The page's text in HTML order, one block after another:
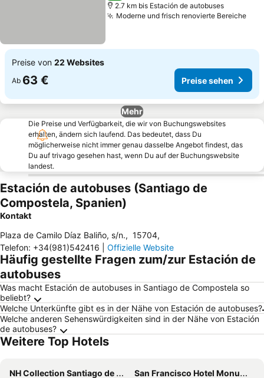
2.7 km bis Estación de autobuses
Moderne und frisch renovierte Bereiche
Preise von 22 Websites
Ab 63 € Preise sehen
Mehr
Die Preise und Verfügbarkeit, die wir von Buchungswebsites
erhalten, ändern sich laufend. Das bedeutet, dass Du
möglicherweise nicht immer genau dasselbe Angebot findest, das
Du auf trivago gesehen hast, wenn Du auf der Buchungswebsite
landest.
Estación de autobuses (Santiago de
Compostela, Spanien)
Kontakt
Plaza de Camilo Díaz Baliño, s/n., 15704,
Telefon: +34(981)542416 Offizielle Website
Häufig gestellte Fragen zum/zur Estación de
autobuses
Was macht Estación de autobuses in Santiago de Compostela so
beliebt?
Welche Unterkünfte gibt es in der Nähe von Estación de autobuses?
Welche anderen Sehenswürdigkeiten sind in der Nähe von Estación
de autobuses?
Weitere Top Hotels
NH Collection Santiago de Compostela
San Francisco Hotel Monumento